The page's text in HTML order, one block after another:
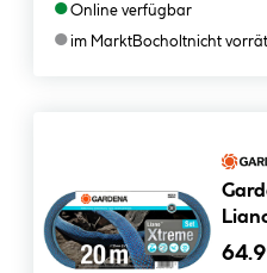
●Online verfügbar
●im MarktBocholtnicht